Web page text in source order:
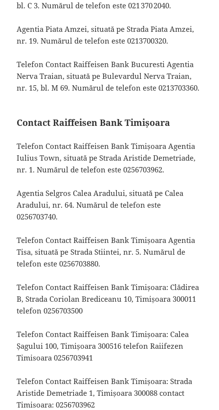
bl. C 3. Numărul de telefon este 021 370 2040.
Agentia Piata Amzei, situată pe Strada Piata Amzei,
nr. 19. Numărul de telefon este 0213700320.
Telefon Contact Raiffeisen Bank Bucuresti Agentia
Nerva Traian, situată pe Bulevardul Nerva Traian,
nr. 15, bl. M 69. Numărul de telefon este 0213703360.
Contact Raiffeisen Bank Timișoara
Telefon Contact Raiffeisen Bank Timișoara Agentia
Iulius Town, situată pe Strada Aristide Demetriade,
nr. 1. Numărul de telefon este 0256703962.
Agentia Selgros Calea Aradului, situată pe Calea
Aradului, nr. 64. Numărul de telefon este
0256703740.
Telefon Contact Raiffeisen Bank Timișoara Agentia
Tisa, situată pe Strada Stiintei, nr. 5. Numărul de
telefon este 0256703880.
Telefon Contact Raiffeisen Bank Timișoara: Clădirea
B, Strada Coriolan Brediceanu 10, Timișoara 300011
telefon 0256703500
Telefon Contact Raiffeisen Bank Timișoara: Calea
Șagului 100, Timișoara 300516 telefon Raiifezen
Timisoara 0256703941
Telefon Contact Raiffeisen Bank Timișoara: Strada
Aristide Demetriade 1, Timișoara 300088 contact
Timisoara: 0256703962